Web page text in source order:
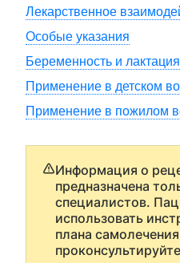
Лекарственное
Особые указания
Беременность и лактация
Применение в детском
Применение в пожилом
Информация о
предназначена
специалистов.
использовать
плана